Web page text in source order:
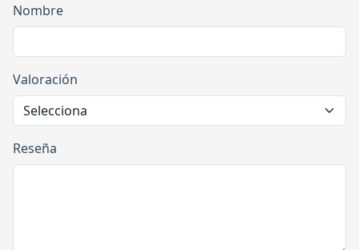
Nombre
Valoración
Reseña